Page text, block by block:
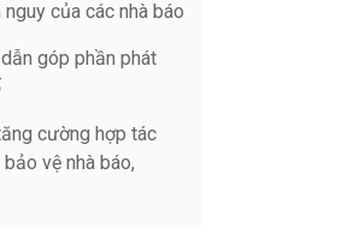
của các nhà báo
góp phần phát
cường hợp tác
vệ nhà báo,